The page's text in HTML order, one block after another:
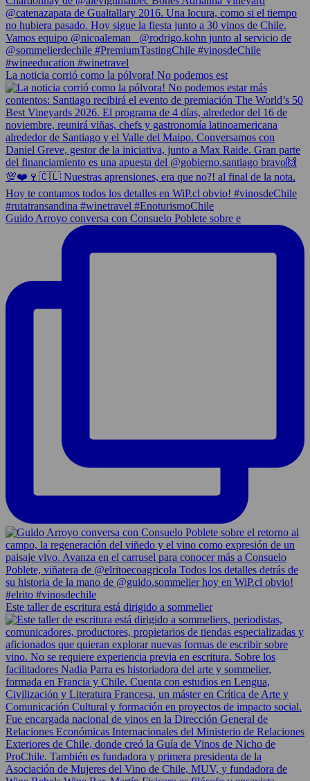
La noticia corrió como la pólvora! No podemos est
Guido Arroyo conversa con Consuelo Poblete sobre e
Este taller de escritura está dirigido a sommelier